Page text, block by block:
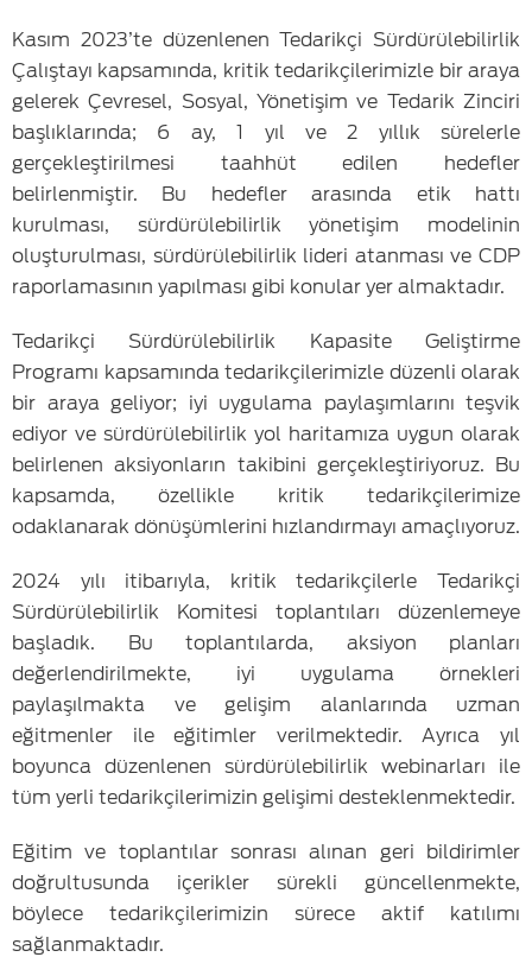
Kasım 2023’te düzenlenen Tedarikçi Sürdürülebilirlik
Çalıştayı kapsamında, kritik tedarikçilerimizle bir araya
gelerek Çevresel, Sosyal, Yönetişim ve Tedarik Zinciri
başlıklarında; 6 ay, 1 yıl ve 2 yıllık sürelerle
gerçekleştirilmesi taahhüt edilen hedefler
belirlenmiştir. Bu hedefler arasında etik hattı
kurulması, sürdürülebilirlik yönetişim modelinin
oluşturulması, sürdürülebilirlik lideri atanması ve CDP
raporlamasının yapılması gibi konular yer almaktadır.
Tedarikçi Sürdürülebilirlik Kapasite Geliştirme
Programı kapsamında tedarikçilerimizle düzenli olarak
bir araya geliyor; iyi uygulama paylaşımlarını teşvik
ediyor ve sürdürülebilirlik yol haritamıza uygun olarak
belirlenen aksiyonların takibini gerçekleştiriyoruz. Bu
kapsamda, özellikle kritik tedarikçilerimize
odaklanarak dönüşümlerini hızlandırmayı amaçlıyoruz.
2024 yılı itibarıyla, kritik tedarikçilerle Tedarikçi
Sürdürülebilirlik Komitesi toplantıları düzenlemeye
başladık. Bu toplantılarda, aksiyon planları
değerlendirilmekte, iyi uygulama örnekleri
paylaşılmakta ve gelişim alanlarında uzman
eğitmenler ile eğitimler verilmektedir. Ayrıca yıl
boyunca düzenlenen sürdürülebilirlik webinarları ile
tüm yerli tedarikçilerimizin gelişimi desteklenmektedir.
Eğitim ve toplantılar sonrası alınan geri bildirimler
doğrultusunda içerikler sürekli güncellenmekte,
böylece tedarikçilerimizin sürece aktif katılımı
sağlanmaktadır.